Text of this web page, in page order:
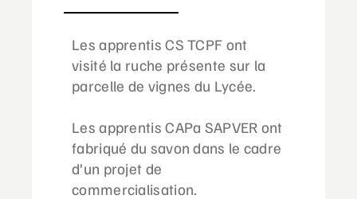
Les apprentis CS TCPF ont
visité la ruche présente sur la
parcelle de vignes du Lycée.
Les apprentis CAPa SAPVER ont
fabriqué du savon dans le cadre
d’un projet de
commercialisation.